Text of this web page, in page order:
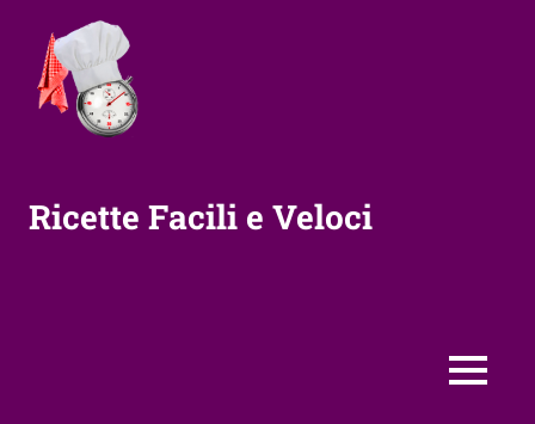
contenuto
Ricette Facili e Veloci
MENU